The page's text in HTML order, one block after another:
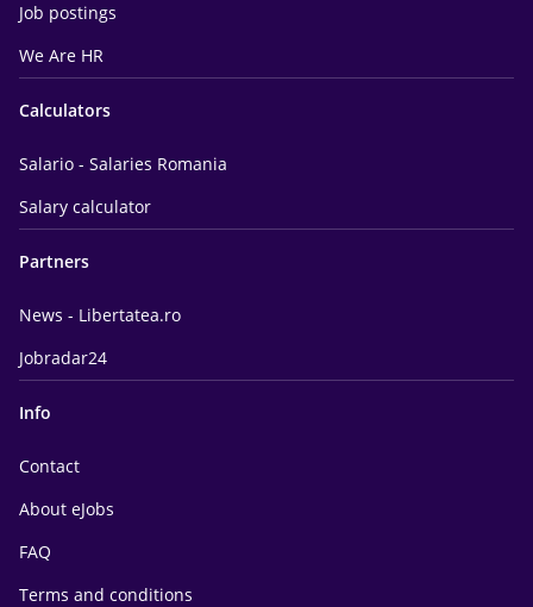
Job postings
We Are HR
Calculators
Salario - Salaries Romania
Salary calculator
Partners
News - Libertatea.ro
Jobradar24
Info
Contact
About eJobs
FAQ
Terms and conditions